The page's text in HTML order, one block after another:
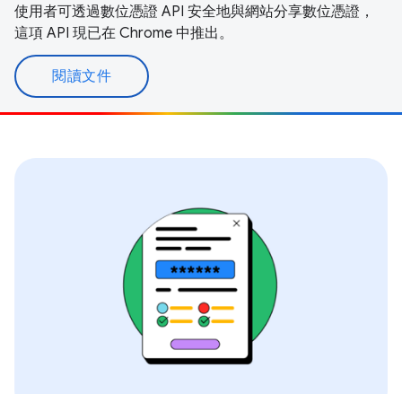
使用者可透過數位憑證 API 安全地與網站分享數位憑證，
這項 API 現已在 Chrome 中推出。
閱讀文件